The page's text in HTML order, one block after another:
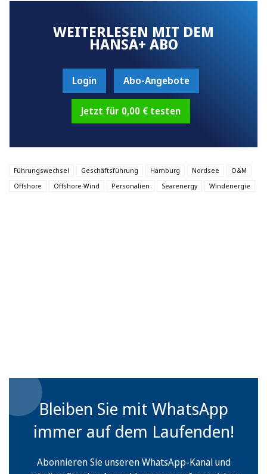
WEITERLESEN MIT DEM
HANSA+ ABO
Login Abo-Angebote
Jetzt für 0,00 € testen
Führungswechsel Geschäftsführung Hamburg Nordsee
O&M
Offshore
Offshore-Wind Personalien Searenergy Windenergie
Bleiben Sie mit WhatsApp
immer auf dem Laufenden!
Abonnieren Sie unseren WhatsApp-Kanal und